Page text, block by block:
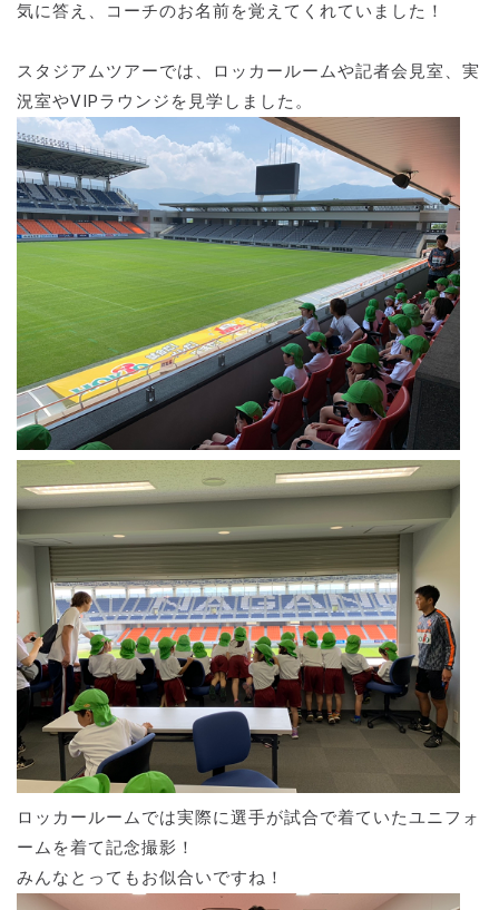
気に答え、コーチのお名前を覚えてくれていました！
スタジアムツアーでは、ロッカールームや記者会見室、実
況室やVIPラウンジを見学しました。
ロッカールームでは実際に選手が試合で着ていたユニフォ
ームを着て記念撮影！
みんなとってもお似合いですね！